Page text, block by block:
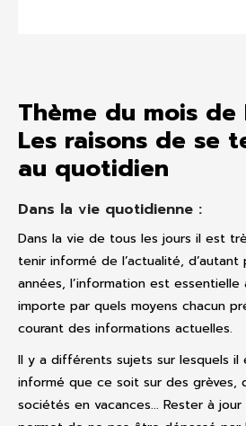
Thème du mois de
Les raisons de se
au quotidien
Dans la vie quotidienne :
Dans la vie de tous les jours il est
tenir informé de l’actualité, d’autant
années, l’information est
importe par quels moyens chacun
courant des informations actuelles.
Il y a différents sujets sur lesquels
informé que ce soit sur des grèves,
sociétés en vacances... Rester à